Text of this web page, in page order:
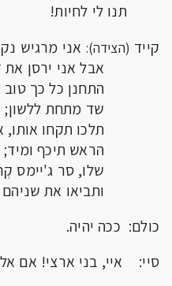
תנו לי לחיות!
קייד (הצידה): אני מרגיש
אבל אני ירסן
התחנן כל כך טוב
שד מתחת ללשון;
תלכו תקחו אותו,
הראש תיכף
שלו, סר ג'יימס
ותביאו את
כולם: ככה יהיה.
סיי: איי, בני ארצי! אם